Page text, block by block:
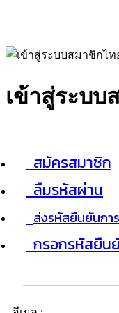
เข้าสู่ระบบ
สมัครสมาชิก
ลืมรหัสผ่าน
ส่งรหัสยืนยันกา
กรอกรหัสยืน